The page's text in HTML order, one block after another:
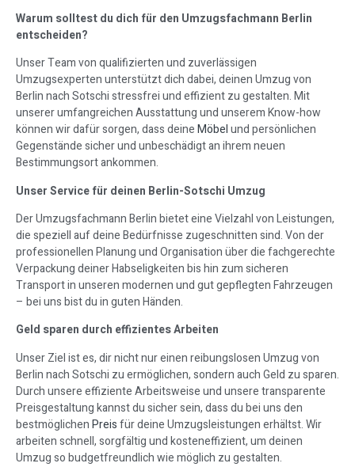
Warum solltest du dich für den Umzugsfachmann Berlin
entscheiden?
Unser Team von qualifizierten und zuverlässigen
Umzugsexperten unterstützt dich dabei, deinen Umzug von
Berlin nach Sotschi stressfrei und effizient zu gestalten. Mit
unserer umfangreichen Ausstattung und unserem Know-how
können wir dafür sorgen, dass deineMöbelund persönlichen
Gegenstände sicher und unbeschädigt an ihrem neuen
Bestimmungsort ankommen.
Unser Service für deinen Berlin-Sotschi Umzug
Der Umzugsfachmann Berlin bietet eine Vielzahl von Leistungen,
die speziell auf deine Bedürfnisse zugeschnitten sind. Von der
professionellen Planung und Organisation über die fachgerechte
Verpackung deiner Habseligkeiten bis hin zum sicheren
Transport in unseren modernen und gut gepflegten Fahrzeugen
– bei uns bist du in guten Händen.
Geld sparen durch effizientes Arbeiten
Unser Ziel ist es, dir nicht nur einen reibungslosen Umzug von
Berlin nach Sotschi zu ermöglichen, sondern auch Geld zu sparen.
Durch unsere effiziente Arbeitsweise und unsere transparente
Preisgestaltung kannst du sicher sein, dass du bei uns den
bestmöglichenPreisfür deine Umzugsleistungen erhältst. Wir
arbeiten schnell, sorgfältig und kosteneffizient, um deinen
Umzug so budgetfreundlich wie möglich zu gestalten.